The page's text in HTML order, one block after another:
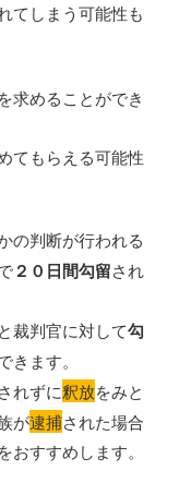
てしまう可能性も
を求めることができ
てもらえる可能性
の判断が行われる
２０日間勾留され
裁判官に対して勾
きます。
されずに釈放をみと
が逮捕された場合
すすめします。